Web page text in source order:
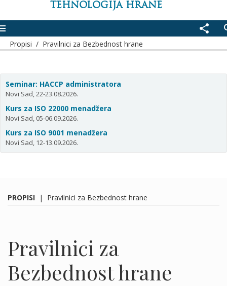
TEHNOLOGIJA HRANE
share
Propisi / Pravilnici za Bezbednost hrane
Seminar: HACCP administratora
Novi Sad, 22-23.08.2026.
Kurs za ISO 22000 menadžera
Novi Sad, 05-06.09.2026.
Kurs za ISO 9001 menadžera
Novi Sad, 12-13.09.2026.
PROPISI | Pravilnici za Bezbednost hrane
Pravilnici za
Bezbednost hrane